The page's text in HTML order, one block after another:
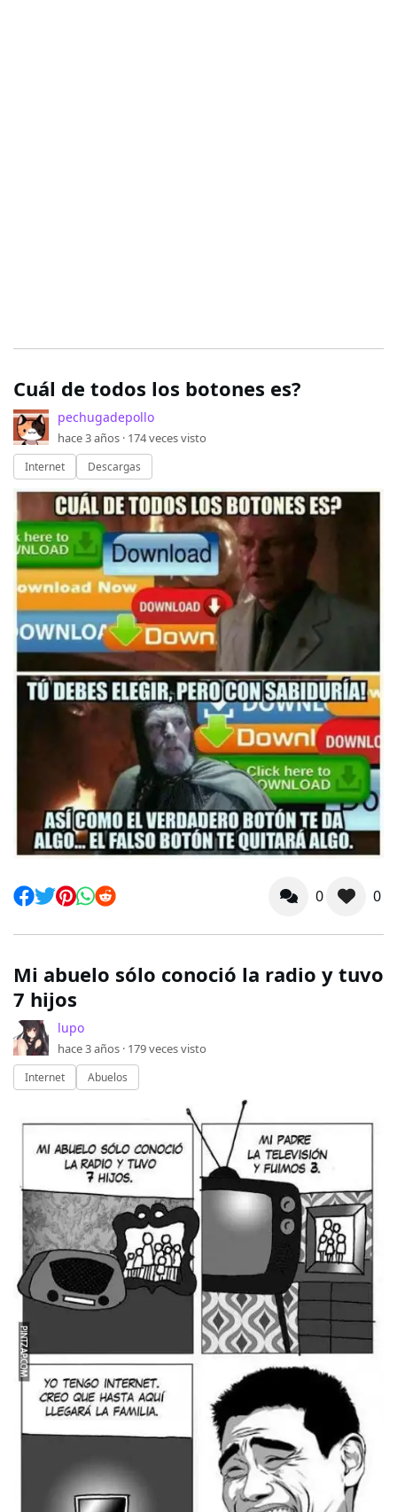
Cuál de todos los botones es?
pechugadepollo
hace 3 años · 174veces visto
Internet Descargas
0 0
Mi abuelo sólo conoció la radio y tuvo
7 hijos
lupo
hace 3 años · 179veces visto
Internet Abuelos